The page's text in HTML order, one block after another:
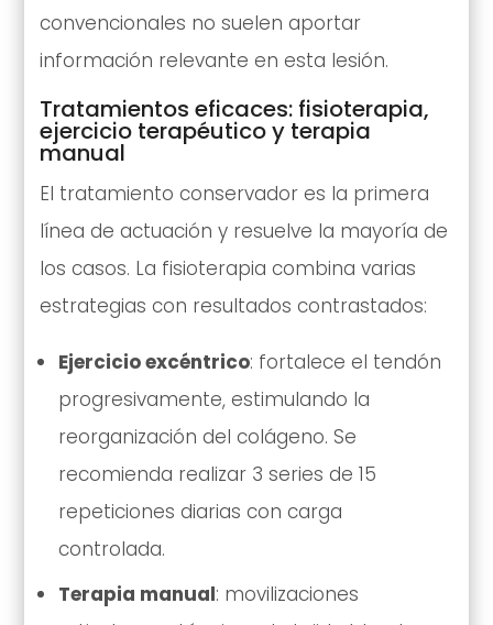
convencionales no suelen aportar
información relevante en esta lesión.
Tratamientos eficaces: fisioterapia,
ejercicio terapéutico y terapia
manual
El tratamiento conservador es la primera
línea de actuación y resuelve la mayoría de
los casos. La fisioterapia combina varias
estrategias con resultados contrastados:
Ejercicio excéntrico: fortalece el tendón
progresivamente, estimulando la
reorganización del colágeno. Se
recomienda realizar 3 series de 15
repeticiones diarias con carga
controlada.
Terapia manual: movilizaciones